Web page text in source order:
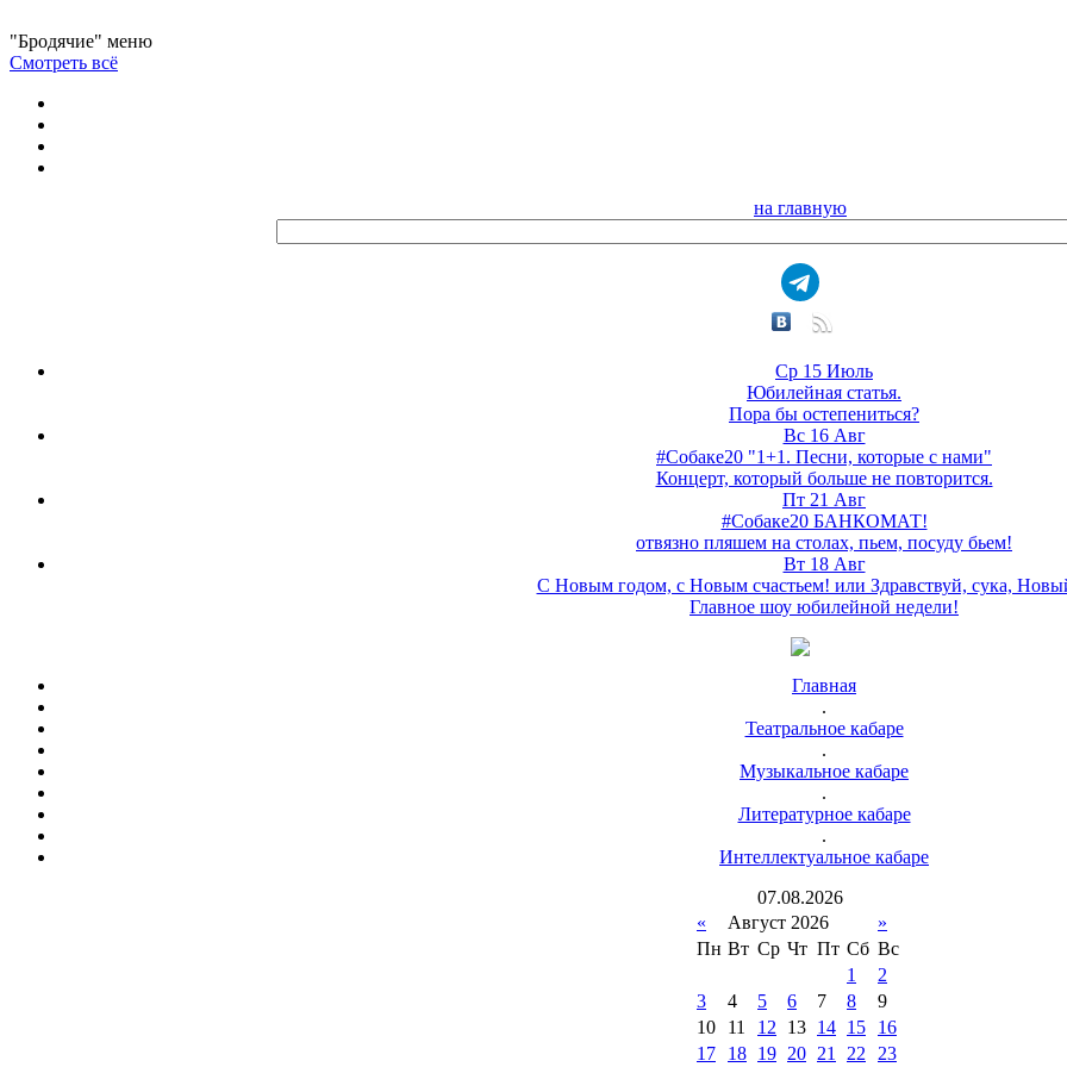
"Бродячие" меню
Смотреть всё
на главную
Ср 15 Июль
Юбилейная статья.
Пора бы остепениться?
Вс 16 Авг
#Собаке20 "1+1. Песни, которые с нами"
Концерт, который больше не повторится.
Пт 21 Авг
#Собаке20 БАНКОМАТ!
отвязно пляшем на столах, пьем, посуду бьем!
Вт 18 Авг
С Новым годом, с Новым счастьем! или Здравствуй, сука,
Главное шоу юбилейной недели!
Главная
.
Театральное кабаре
.
Музыкальное кабаре
.
Литературное кабаре
.
Интеллектуальное кабаре
07.08.2026
«
Август 2026
»
Пн Вт Ср Чт Пт Сб Вс
1
2
3
4 5 6 7 8
9
10
11 12 13 14 15
16
17
18 19 20 21 22
23